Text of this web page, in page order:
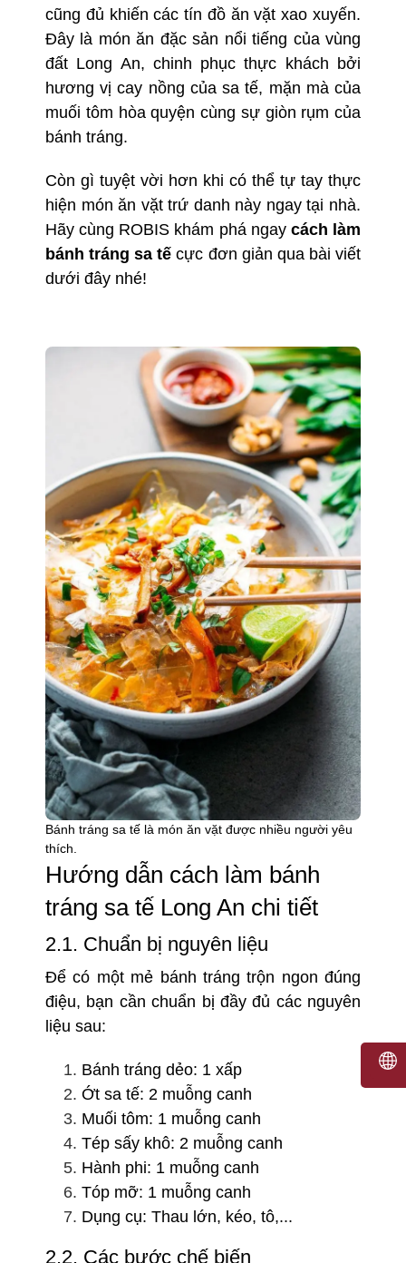
cũng đủ khiến các tín đồ ăn vặt xao xuyến.
Đây là món ăn đặc sản nổi tiếng của vùng
đất Long An, chinh phục thực khách bởi
hương vị cay nồng của sa tế, mặn mà của
muối tôm hòa quyện cùng sự giòn rụm của
bánh tráng.
Còn gì tuyệt vời hơn khi có thể tự tay thực
hiện món ăn vặt trứ danh này ngay tại nhà.
Hãy cùng ROBIS khám phá ngay cách làm
bánh tráng sa tế cực đơn giản qua bài viết
dưới đây nhé!
Bánh tráng sa tế là món ăn vặt được nhiều người yêu
thích.
Hướng dẫn cách làm bánh
tráng sa tế Long An chi tiết
2.1. Chuẩn bị nguyên liệu
Để có một mẻ bánh tráng trộn ngon đúng
điệu, bạn cần chuẩn bị đầy đủ các nguyên
liệu sau:
Bánh tráng dẻo: 1 xấp
Ớt sa tế: 2 muỗng canh
Muối tôm: 1 muỗng canh
Tép sấy khô: 2 muỗng canh
Hành phi: 1 muỗng canh
Tóp mỡ: 1 muỗng canh
Dụng cụ: Thau lớn, kéo, tô,...
2.2. Các bước chế biến